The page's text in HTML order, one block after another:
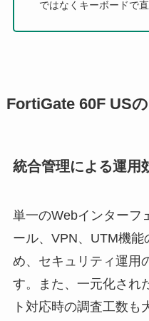
ではなくキーボードで
FortiGate 60F US
統合管理による運用
単一のWebインターフ
ール、VPN、UTM機
め、セキュリティ運用
す。また、一元化され
ト対応時の調査工数も